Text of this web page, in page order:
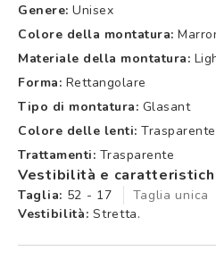
Genere: Unisex
Colore della montatura:
Materiale della montatura:
Forma: Rettangolare
Tipo di montatura: Glasant
Colore delle lenti: Trasparente
Trattamenti: Trasparente
Vestibilità e
Taglia: 52 - 17 Taglia unica
Vestibilità: Stretta.